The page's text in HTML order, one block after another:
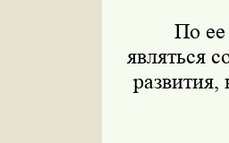
По ее
являться